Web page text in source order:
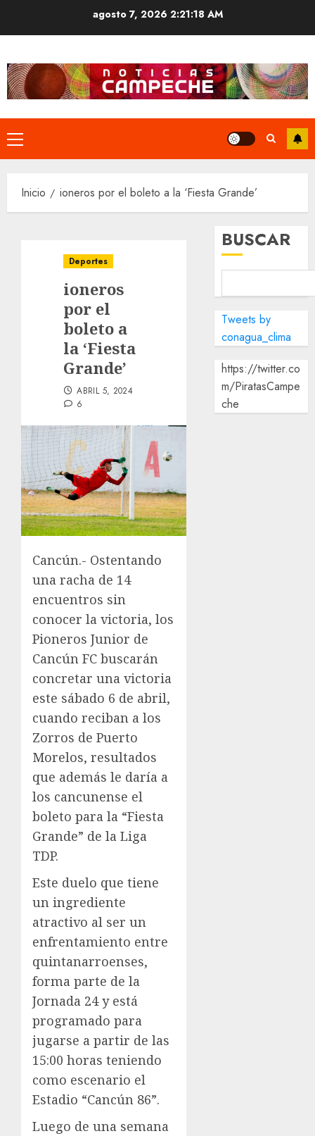
agosto 7, 2026 2:21:19 AM
Menú
principal
Inicio ioneros por el boleto a la ‘Fiesta Grande’
Deportes
ioneros
por el
boleto a
la ‘Fiesta
Grande’
ABRIL 5, 2024
6
Cancún.- Ostentando
una racha de 14
encuentros sin
conocer la victoria, los
Pioneros Junior de
Cancún FC buscarán
concretar una victoria
este sábado 6 de abril,
cuando reciban a los
Zorros de Puerto
Morelos, resultados
que además le daría a
los cancunense el
boleto para la “Fiesta
Grande” de la Liga
TDP.
Este duelo que tiene
un ingrediente
atractivo al ser un
enfrentamiento entre
quintanarroenses,
forma parte de la
Jornada 24 y está
programado para
jugarse a partir de las
15:00 horas teniendo
como escenario el
Estadio “Cancún 86”.
Luego de una semana
BUSCAR
Tweets by
conagua_clima
https://twitter.co
m/PiratasCampe
che